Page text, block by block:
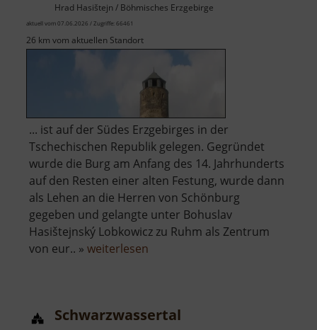
Hrad Hasištejn / Böhmisches Erzgebirge
aktuell vom 07.06.2026 / Zugriffe: 66461
26 km vom aktuellen Standort
... ist auf der Südes Erzgebirges in der
Tschechischen Republik gelegen. Gegründet
wurde die Burg am Anfang des 14. Jahrhunderts
auf den Resten einer alten Festung, wurde dann
als Lehen an die Herren von Schönburg
gegeben und gelangte unter Bohuslav
Hasištejnský Lobkowicz zu Ruhm als Zentrum
von eur.. » weiterlesen
Schwarzwassertal